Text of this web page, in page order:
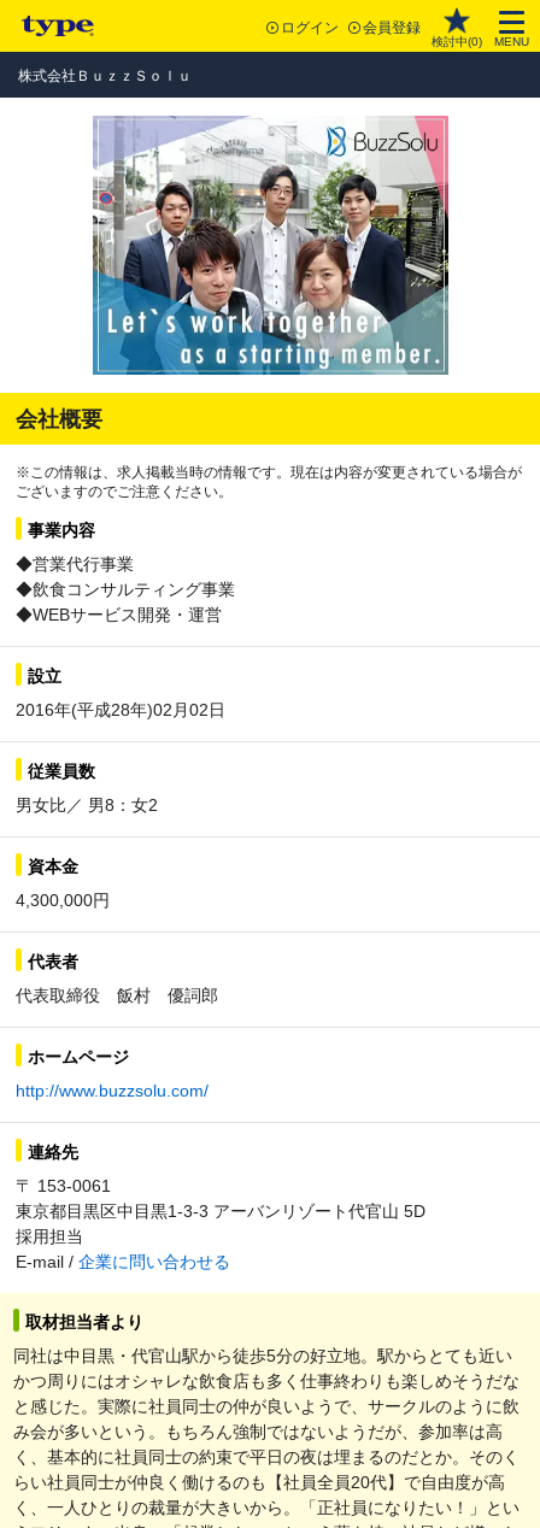
ログイン 会員登録
検討中(0) MENU
株式会社ＢｕｚｚＳｏｌｕ
会社概要
※この情報は、求人掲載当時の情報です。現在は内容が変更されている場合が
ございますのでご注意ください。
事業内容
◆営業代行事業
◆飲食コンサルティング事業
◆WEBサービス開発・運営
設立
2016年(平成28年)02月02日
従業員数
男女比／ 男8：女2
資本金
4,300,000円
代表者
代表取締役 飯村 優詞郎
ホームページ
http://www.buzzsolu.com/
連絡先
〒 153-0061
東京都目黒区中目黒1-3-3 アーバンリゾート代官山 5D
採用担当
E-mail / 企業に問い合わせる
取材担当者より
同社は中目黒・代官山駅から徒歩5分の好立地。駅からとても近い
かつ周りにはオシャレな飲食店も多く仕事終わりも楽しめそうだな
と感じた。実際に社員同士の仲が良いようで、サークルのように飲
み会が多いという。もちろん強制ではないようだが、参加率は高
く、基本的に社員同士の約束で平日の夜は埋まるのだとか。そのく
らい社員同士が仲良く働けるのも【社員全員20代】で自由度が高
く、一人ひとりの裁量が大きいから。「正社員になりたい！」とい